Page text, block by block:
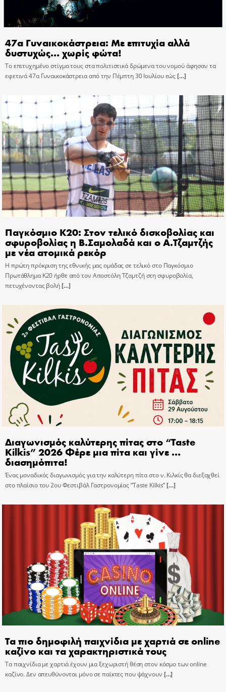
47α Γυναικοκάστρεια: Με επιτυχία αλλά
δυστυχώς… χωρίς φώτα!
Το επιτυχημένο στίγμα τους στα πολιτιστικά δρώμενα του νομού άφησαν τα
εφετινά 47α Γυναικοκάστρεια από την Πέμπτη 30 Ιουλίου εώς[…]
Παγκόσμιο Κ20: Στον τελικό δισκοβολίας και
σφυροβολίας η Β.Σαμολαδά και ο Α.Τζαμτζής
με νέα ατομικά ρεκόρ
Η πρώτη πρόκριση της εθνικής μας ομάδας σε τελικό στο Παγκόσμιο
Πρωτάθλημα Κ20 ήρθε από τον Αποστόλη Τζαμτζή στη σφυροβολία,
πετυχένοντας βολή[…]
Διαγωνισμός καλύτερης πίτας στο “Taste
Kilkis” 2026 Φέρε μια πίτα και γίνε …
διασημόπιτα!
Ένας μοναδικός διαγωνισμός για την καλύτερη πίτα στο ν. Κιλκίς θα διεξαχθεί
στο πλαίσιο του 2ου Φεστιβάλ Γαστρονομίας “Taste Kilkis”[…]
Τα πιο δημοφιλή παιχνίδια με χαρτιά σε online
καζίνο και τα χαρακτηριστικά τους
Τα παιχνίδια με χαρτιά έχουν μια ξεχωριστή θέση στον κόσμο των online
καζίνο. Δεν απευθύνονται μόνο σε παίκτες που ψάχνουν […]